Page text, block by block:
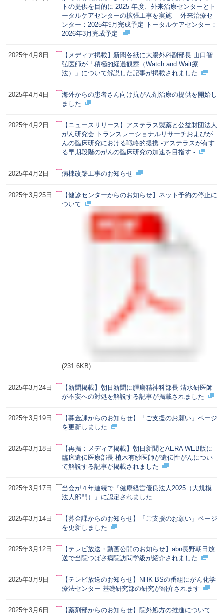
トの提供を目的に 2025 年度、外来治療センターとト
ータルケアセンターの拡張工事を実施 外来治療セ
ンター：2025年9月完成予定 トータルケアセンター：
2026年3月完成予定
2025年4月8日
【メディア掲載】新聞各紙に大腸外科副部長 山口智
弘医師が「積極的経過観察（Watch and Wait療
法）」について解説した記事が掲載されました
2025年4月4日
海外からの患者さん向け抗がん剤治療の提供を開始し
ました
2025年4月2日
【ニュースリリース】アステラス製薬と公益財団法人
がん研究会 トランスレーショナルリサーチおよびが
んの臨床研究における戦略的提携 -アステラスが有す
る早期段階のがんの臨床研究の加速を目指す -
2025年4月2日 病棟改築工事のお知らせ
2025年3月25日
【健診センターからのお知らせ】ネット予約の停止に
ついて
(231.6KB)
2025年3月24日
【新聞掲載】朝日新聞に腫瘍精神科部長 清水研医師
が不安への対処を解説する記事が掲載されました
2025年3月19日
【募金課からのお知らせ】「ご支援のお願い」ページ
を更新しました
2025年3月18日
【再掲：メディア掲載】朝日新聞とAERA WEB版に
臨床遺伝医療部長 植木有紗医師が遺伝性がんについ
て解説する記事が掲載されました
2025年3月17日
当会が４年連続で『健康経営優良法人2025（大規模
法人部門）』に認定されました
2025年3月14日
【募金課からのお知らせ】「ご支援のお願い」ページ
を更新しました
2025年3月12日
【テレビ放送・動画公開のお知らせ】abn長野朝日放
送で当院つばさ病院訪問学級が紹介されました
2025年3月9日
【テレビ放送のお知らせ】NHK BSの番組にがん化学
療法センター 基礎研究部の研究が紹介されます
2025年3月6日 【薬剤部からのお知らせ】院外処方の推進について